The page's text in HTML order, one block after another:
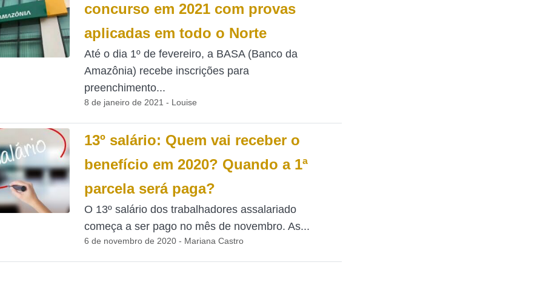
concurso em 2021 com provas
aplicadas em todo o Norte
Até o dia 1º de fevereiro, a BASA (Banco da
Amazônia) recebe inscrições para
preenchimento...
8 de janeiro de 2021 - Louise
13º salário: Quem vai receber o
benefício em 2020? Quando a 1ª
parcela será paga?
O 13º salário dos trabalhadores assalariado
começa a ser pago no mês de novembro. As...
6 de novembro de 2020 - Mariana Castro